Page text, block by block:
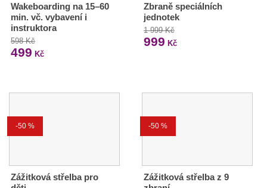
Wakeboarding na 15–60
min. vč. vybavení i
instruktora
598 Kč
499 Kč
Zbraně speciálních
jednotek
1 999 Kč
999 Kč
-50 %
Zážitková střelba pro
-50 %
Zážitková střelba z 9